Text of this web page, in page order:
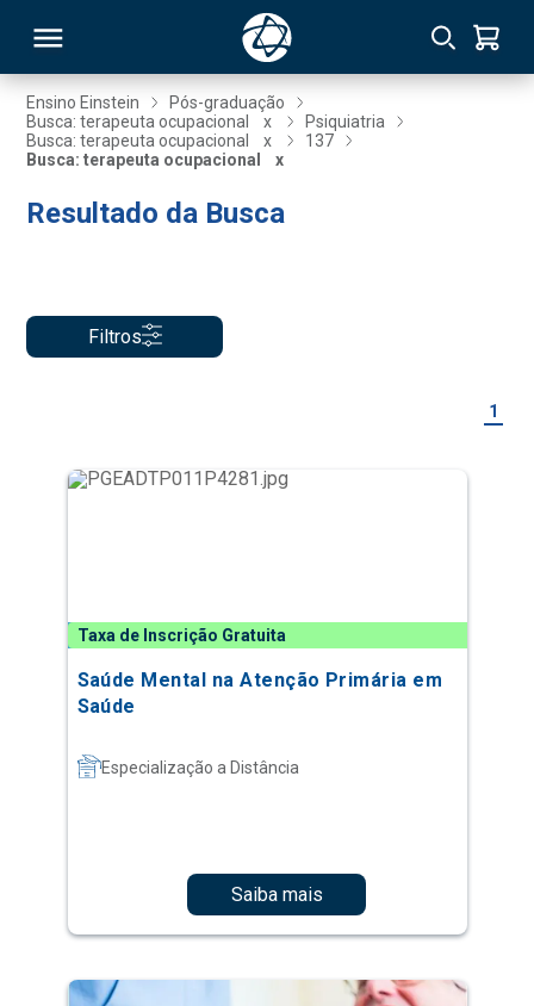
Ensino Einstein
Pós-graduação
Busca: terapeuta ocupacional
x
Psiquiatria
Busca: terapeuta ocupacional
x
137
Busca: terapeuta ocupacional
x
Resultado da Busca
Filtros
1
Taxa de Inscrição Gratuita
Saúde Mental na Atenção Primária em
Saúde
Especialização a Distância
Saiba mais